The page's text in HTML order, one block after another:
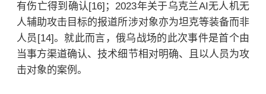
有伤亡得到确认[16]；2023年关于乌克兰AI无人机无
人辅助攻击目标的报道所涉对象亦为坦克等装备而非
人员[14]。就此而言，俄乌战场的此次事件是首个由
当事方渠道确认、技术细节相对明确、且以人员为攻
击对象的案例。